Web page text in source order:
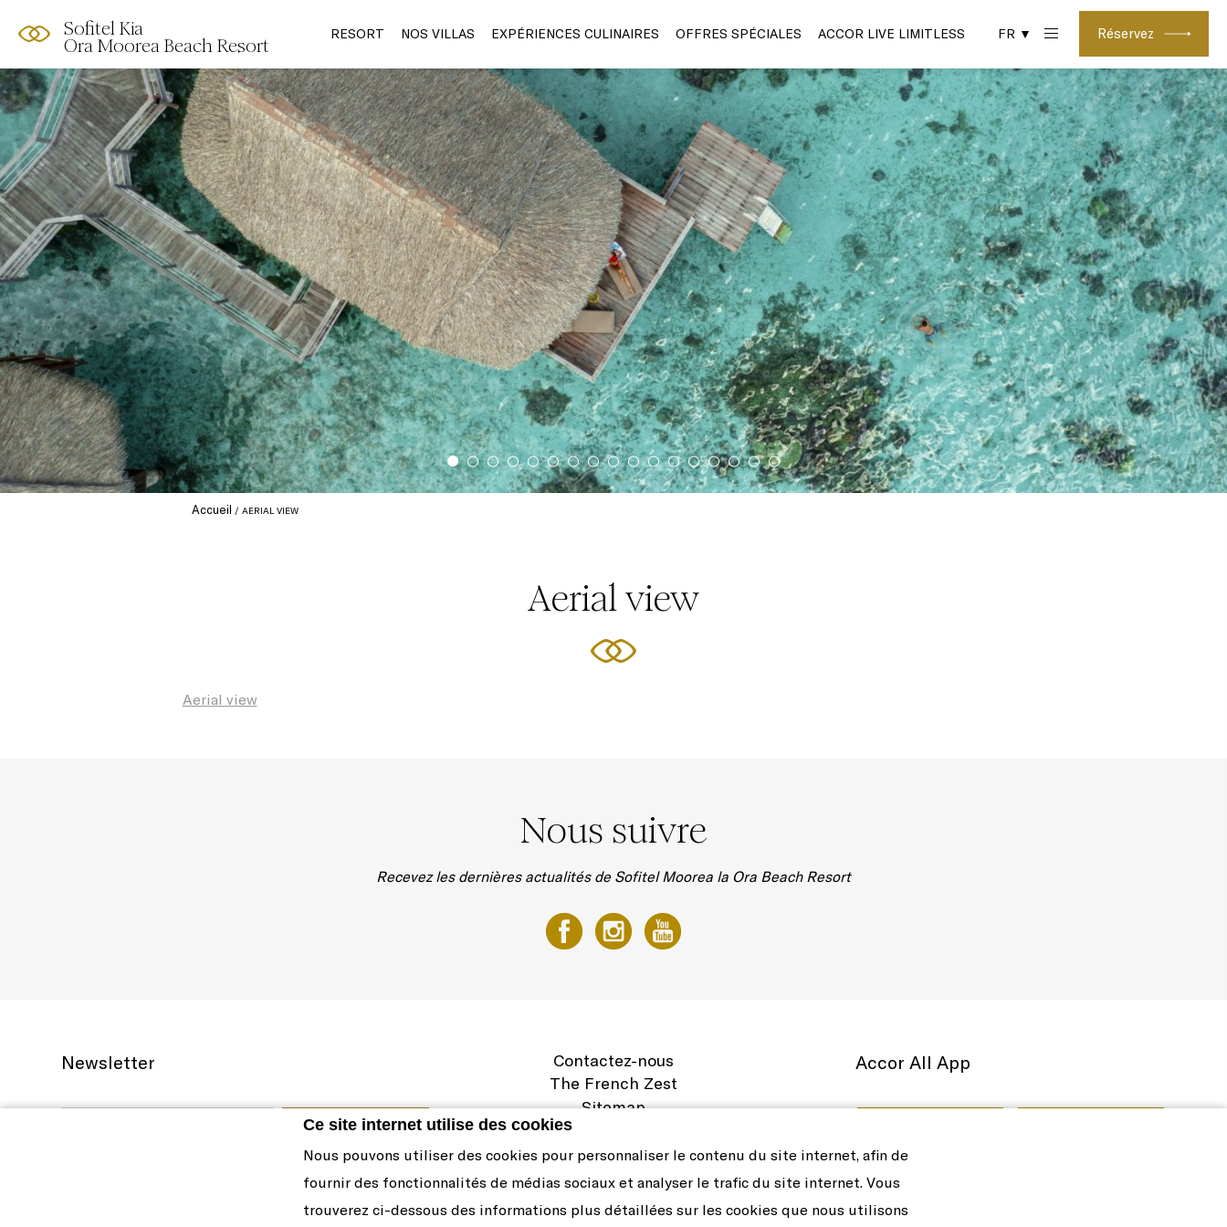
Ce site internet utilise des cookies
Nous pouvons utiliser des cookies pour personnaliser le contenu du site internet, afin de
fournir des fonctionnalités de médias sociaux et analyser le trafic du site internet. Vous
trouverez ci-dessous des informations plus détaillées sur les cookies que nous utilisons
Sofitel Kia
Ora Moorea Beach Resort
Réservez
RESORT NOS VILLAS EXPÉRIENCES CULINAIRES OFFRES SPÉCIALES ACCOR LIVE LIMITLESS FR ▼
Accueil AERIAL VIEW
Aerial view
Aerial view
Nous suivre
Recevez les dernières actualités de Sofitel Moorea la Ora Beach Resort
Newsletter
Contactez-nous
The French Zest
Sitemap
Mentions légales
Carrière
Politique de cookies et préférences
Accor All App